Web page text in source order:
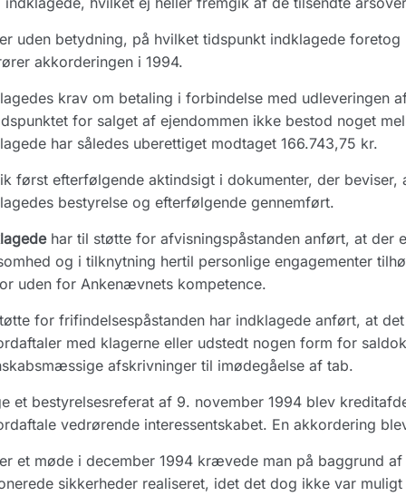
uden betydning, på hvilket tidspunkt indklagede
akkorderingen i 1994.
krav om betaling i forbindelse med udleveringen
for salget af ejendommen ikke bestod noget
har således uberettiget modtaget 166.743,75 kr.
først efterfølgende aktindsigt i dokumenter, der beviser,
bestyrelse og efterfølgende gennemført.
har til støtte for afvisningspåstanden anført, at der
og i tilknytning hertil personlige engagementer
uden for Ankenævnets kompetence.
for frifindelsespåstanden har indklagede anført, at
med klagerne eller udstedt nogen form for
afskrivninger til imødegåelse af tab.
et bestyrelsesreferat af 9. november 1994 blev
vedrørende interessentskabet. En akkordering
et møde i december 1994 krævede man på baggrund
sikkerheder realiseret, idet det dog ikke var